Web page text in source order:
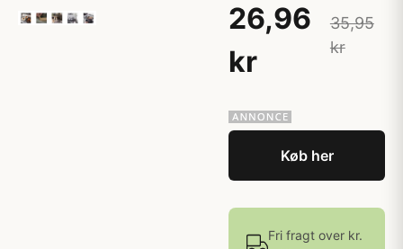
26,96
kr
35,95
kr
Køb her
Fri fragt over kr.